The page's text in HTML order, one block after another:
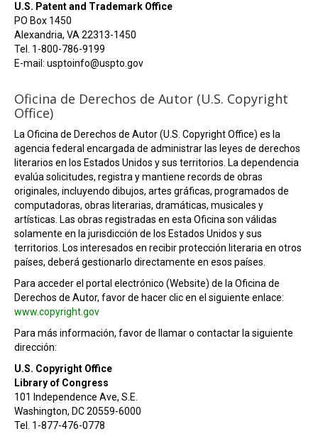
U.S. Patent and Trademark Office
PO Box 1450
Alexandria, VA 22313-1450
Tel. 1-800-786-9199
E-mail: usptoinfo@uspto.gov
Oficina de Derechos de Autor (U.S. Copyright
Office)
La Oficina de Derechos de Autor (U.S. Copyright Office) es la
agencia federal encargada de administrar las leyes de derechos
literarios en los Estados Unidos y sus territorios. La dependencia
evalúa solicitudes, registra y mantiene records de obras
originales, incluyendo dibujos, artes gráficas, programados de
computadoras, obras literarias, dramáticas, musicales y
artísticas. Las obras registradas en esta Oficina son válidas
solamente en la jurisdicción de los Estados Unidos y sus
territorios. Los interesados en recibir protección literaria en otros
países, deberá gestionarlo directamente en esos países.
Para acceder el portal electrónico (Website) de la Oficina de
Derechos de Autor, favor de hacer clic en el siguiente enlace:
www.copyright.gov
Para más información, favor de llamar o contactar la siguiente
dirección:
U.S. Copyright Office
Library of Congress
101 Independence Ave, S.E.
Washington, DC 20559-6000
Tel. 1-877-476-0778